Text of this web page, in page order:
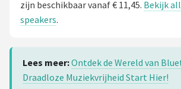
zijn beschikbaar vanaf € 11,45. Bekijk
speakers.
Lees meer:Ontdek de Wereld van
Draadloze Muziekvrijheid Start Hier!